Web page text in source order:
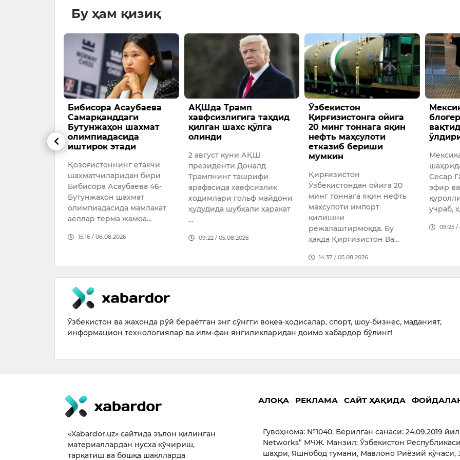
Бу ҳам қизиқ
АҚШда Трамп
хавфсизлигига таҳдид
қилган шахс қўлга
олинди
президенти Доналд
Трампнинг ташрифи
арафасида хавфсизлик
ходимлари гольф майдони
ҳудудида шубҳали ҳаракат
…
09:22 / 05.08.2026
Ўзбекистон
Қирғизистонга ойига
20 минг тоннага яқин
нефть маҳсулоти
мумкин
Қирғизистон
Ўзбекистондан ойига 20
минг тоннага яқин нефть
маҳсулоти импорт
ҳақда Қирғизистон Ва…
Мексикада ТикТок
блогери жонли эфир
вақтида отиб
ўлдирилди
Мексиканинг Кулякан
Сесар Гастелум жонли
эфир вақтида номаълум
қуролли шахслар ҳужумига
учраб, ҳалок …
09:25 / 06.08.2026
Бугун,
йўл-
содир
Ўзбекистон ва жаҳонда рўй бераётган энг сўнгги воқеа-ҳодисалар, спорт, шоу-бизнес, маданият,
информацион технологиялар ва илм-фан янгиликларидан доимо хабардор бўлинг!
«Xabardor.uz» сайтида эълон қилинган
материаллардан нусха кўчириш,
тарқатиш ва бошқа шаклларда
АЛОҚА РЕКЛАМА САЙТ ҲАҚИДА
Гувоҳнома: №1040. Берилган санаси: 24.09.2019
Networks” МЧЖ. Манзил: Ўзбекистон
шаҳри, Яшнобод тумани, Мавлоно Риёзий кўчаси,